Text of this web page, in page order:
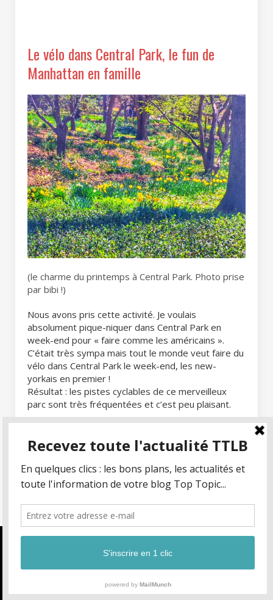
Le vélo dans Central Park, le fun de
Manhattan en famille
(le charme du printemps à Central Park. Photo prise
par bibi !)
Nous avons pris cette activité. Je voulais
absolument pique-niquer dans Central Park en
week-end pour « faire comme les américains ».
C’était très sympa mais tout le monde veut faire du
vélo dans Central Park le week-end, les new-
yorkais en premier !
Résultat : les pistes cyclables de ce merveilleux
parc sont très fréquentées et c’est peu plaisant.
semaine.
La High-Line de Manhattan
Cette coulée verte suspendue qui chemine sur 2.1
régénérescence de la nature à New-York. Aucun
notre site web. Si vous continuez à utiliser ce site, nous supposerons
Ok